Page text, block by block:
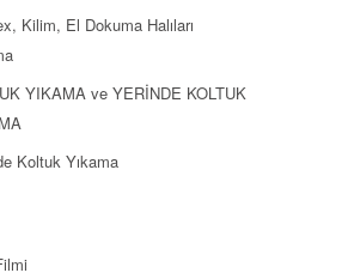
Kilim, El Dokuma Halıları
YIKAMA ve YERİNDE KOLTUK
Koltuk Yıkama